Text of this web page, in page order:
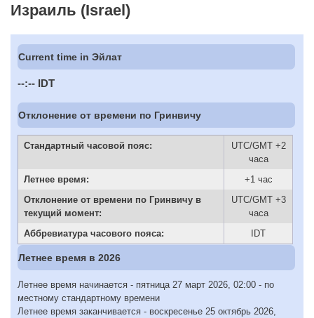
Израиль (Israel)
Current time in Эйлат
--:-- IDT
Отклонение от времени по Гринвичу
Стандартный часовой пояс:
UTC/GMT +2
часа
Летнее время:
+1 час
Отклонение от времени по Гринвичу в
текущий момент:
UTC/GMT +3
часа
Аббревиатура часового пояса:
IDT
Летнее время в 2026
Летнее время начинается - пятница 27 март 2026, 02:00 - по
местному стандартному времени
Летнее время заканчивается - воскресенье 25 октябрь 2026,